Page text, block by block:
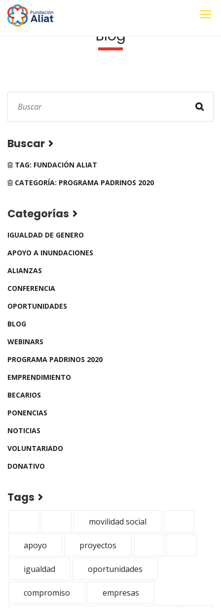
Blog
Buscar
TAG: FUNDACIÓN ALIAT
CATEGORÍA: PROGRAMA PADRINOS 2020
Categorías
IGUALDAD DE GENERO
APOYO A INUNDACIONES
ALIANZAS
CONFERENCIA
OPORTUNIDADES
BLOG
WEBINARS
PROGRAMA PADRINOS 2020
EMPRENDIMIENTO
BECARIOS
PONENCIAS
NOTICIAS
VOLUNTARIADO
DONATIVO
Tags
movilidad social
apoyo proyectos
igualdad oportunidades
compromiso empresas